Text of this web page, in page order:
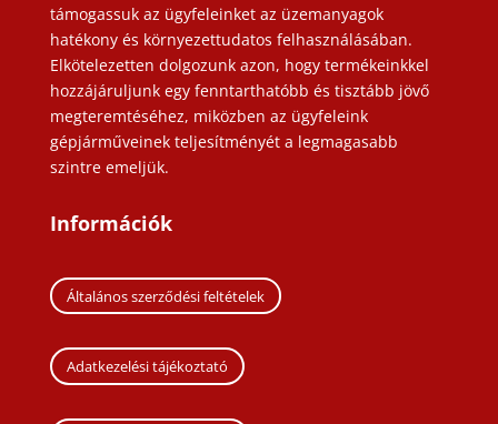
támogassuk az ügyfeleinket az üzemanyagok
hatékony és környezettudatos felhasználásában.
Elkötelezetten dolgozunk azon, hogy termékeinkkel
hozzájáruljunk egy fenntarthatóbb és tisztább jövő
megteremtéséhez, miközben az ügyfeleink
gépjárműveinek teljesítményét a legmagasabb
szintre emeljük.
Információk
Általános szerződési feltételek
Adatkezelési tájékoztató